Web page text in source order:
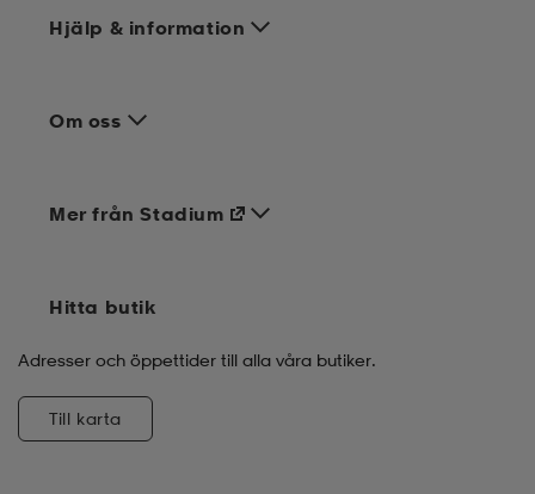
Hjälp & information
Om oss
Mer från Stadium
Hitta butik
Adresser och öppettider till alla våra butiker.
Till karta